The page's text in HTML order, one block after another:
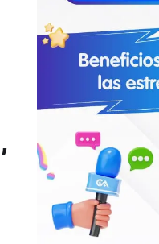
,